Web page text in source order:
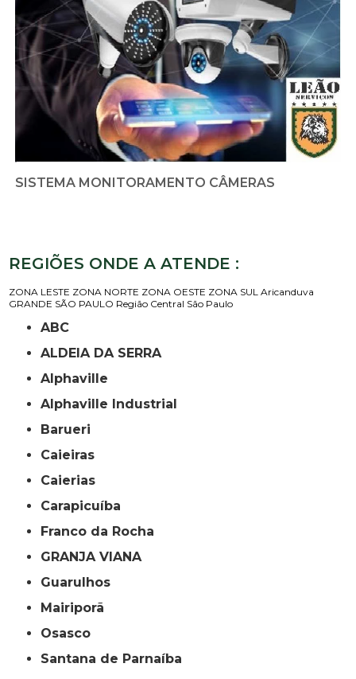
SISTEMA MONITORAMENTO CÂMERAS
REGIÕES ONDE A ATENDE :
ZONA LESTE ZONA NORTE ZONA OESTE ZONA SUL Aricanduva
GRANDE SÃO PAULO Região Central São Paulo
ABC
ALDEIA DA SERRA
Alphaville
Alphaville Industrial
Barueri
Caieiras
Caierias
Carapicuíba
Franco da Rocha
GRANJA VIANA
Guarulhos
Mairiporã
Osasco
Santana de Parnaíba